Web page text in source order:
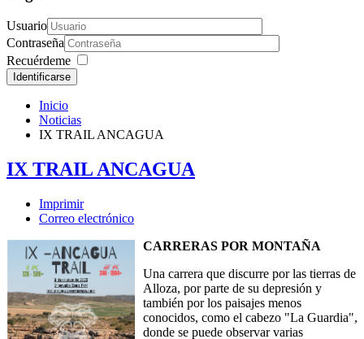
Usuario
Contraseña
Recuérdeme
Identificarse
Inicio
Noticias
IX TRAIL ANCAGUA
IX TRAIL ANCAGUA
Imprimir
Correo electrónico
CARRERAS POR MONTAÑA
Una carrera que discurre por las tierras de
Alloza, por parte de su depresión y
también por los paisajes menos
conocidos, como el cabezo "La Guardia",
donde se puede observar varias